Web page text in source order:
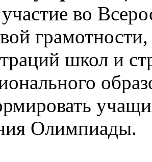
во
грамотности,
школ и
Олимпиады.